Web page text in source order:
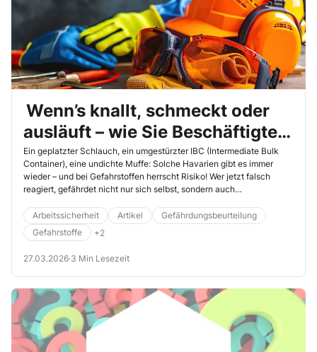
Wenn’s knallt, schmeckt oder
ausläuft – wie Sie Beschäftigte
auf eine Havarie vorbereiten
Ein geplatzter Schlauch, ein umgestürzter IBC (Intermediate Bulk
Container), eine undichte Muffe: Solche Havarien gibt es immer
wieder – und bei Gefahrstoffen herrscht Risiko! Wer jetzt falsch
reagiert, gefährdet nicht nur sich selbst, sondern auch
Beschäftigte im Vorhinein zu schulen, wie sie sich im Ernstfall richtig
verhalten. Eins wird dabei schnell klar: Die Instruktion zu
Gefahrstoffhavarien ist alles andere als Routine.
Arbeitssicherheit Artikel
Gefährdungsbeurteilung
Gefahrstoffe
+2
27.03.2026·3 Min Lesezeit